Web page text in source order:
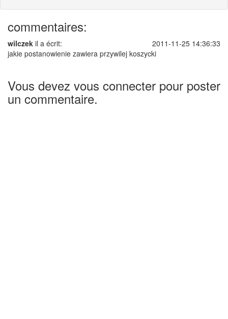
commentaires:
wilczek il a écrit:
2011-11-25 14:36:33
jakie postanowienie zawiera przywilej koszycki
Vous devez vous connecter pour poster
un commentaire.